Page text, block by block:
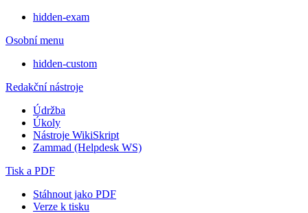
hidden-exam
Osobní menu
hidden-custom
Redakční nástroje
Údržba
Úkoly
Nástroje WikiSkript
Zammad (Helpdesk WS)
Tisk a PDF
Stáhnout jako PDF
Verze k tisku